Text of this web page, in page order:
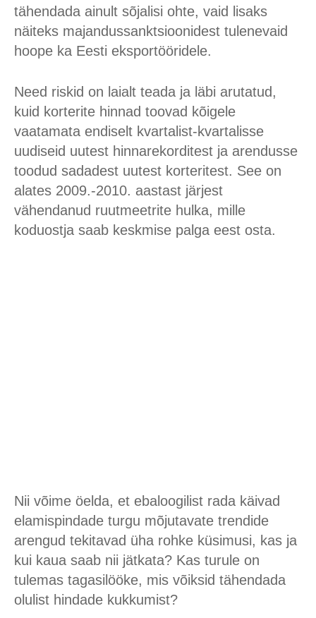
tähendada ainult sõjalisi ohte, vaid lisaks
näiteks majandussanktsioonidest tulenevaid
hoope ka Eesti eksportööridele.
Need riskid on laialt teada ja läbi arutatud,
kuid korterite hinnad toovad kõigele
vaatamata endiselt kvartalist-kvartalisse
uudiseid uutest hinnarekorditest ja arendusse
toodud sadadest uutest korteritest. See on
alates 2009.-2010. aastast järjest
vähendanud ruutmeetrite hulka, mille
koduostja saab keskmise palga eest osta.
Nii võime öelda, et ebaloogilist rada käivad
elamispindade turgu mõjutavate trendide
arengud tekitavad üha rohke küsimusi, kas ja
kui kaua saab nii jätkata? Kas turule on
tulemas tagasilööke, mis võiksid tähendada
olulist hindade kukkumist?